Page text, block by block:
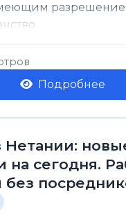
разрешение
Подробнее
Нетании:
на сегодня.
без